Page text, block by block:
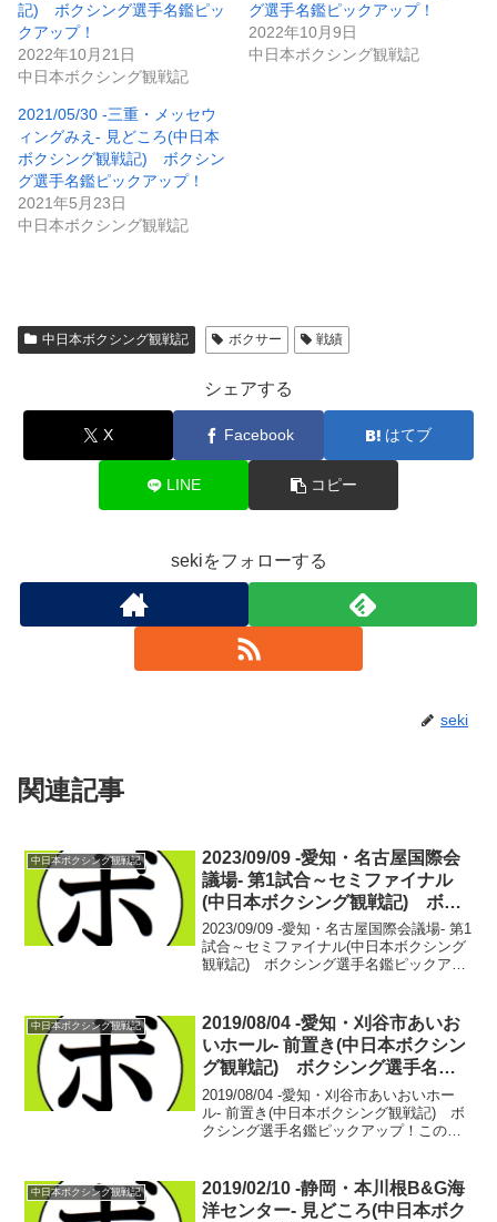
記) ボクシング選手名鑑ピッ
クアップ！
2022年10月21日
中日本ボクシング観戦記
グ選手名鑑ピックアップ！
2022年10月9日
中日本ボクシング観戦記
2021/05/30 -三重・メッセウ
ィングみえ- 見どころ(中日本
ボクシング観戦記) ボクシン
グ選手名鑑ピックアップ！
2021年5月23日
中日本ボクシング観戦記
中日本ボクシング観戦記 ボクサー 戦績
シェアする
X Facebook はてブ
LINE コピー
sekiをフォローする
seki
関連記事
中日本ボクシング観戦記
2023/09/09 -愛知・名古屋国際会
議場- 第1試合～セミファイナル
(中日本ボクシング観戦記) ボク
シング選手名鑑ピックアップ！
2023/09/09 -愛知・名古屋国際会議場- 第1
試合～セミファイナル(中日本ボクシング
観戦記) ボクシング選手名鑑ピックアッ
列亜 デビュー戦山城 ...
中日本ボクシング観戦記
2019/08/04 -愛知・刈谷市あいお
いホール- 前置き(中日本ボクシン
グ観戦記) ボクシング選手名鑑
ピックアップ！
2019/08/04 -愛知・刈谷市あいおいホー
ル- 前置き(中日本ボクシング観戦記) ボ
クシング選手名鑑ピックアップ！この夏
行…。この日が3週目となり、ちょうど
真...
中日本ボクシング観戦記
2019/02/10 -静岡・本川根B&G海
洋センター- 見どころ(中日本ボク